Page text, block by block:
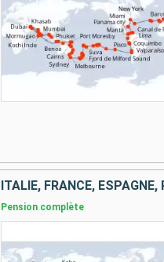
Pension complète